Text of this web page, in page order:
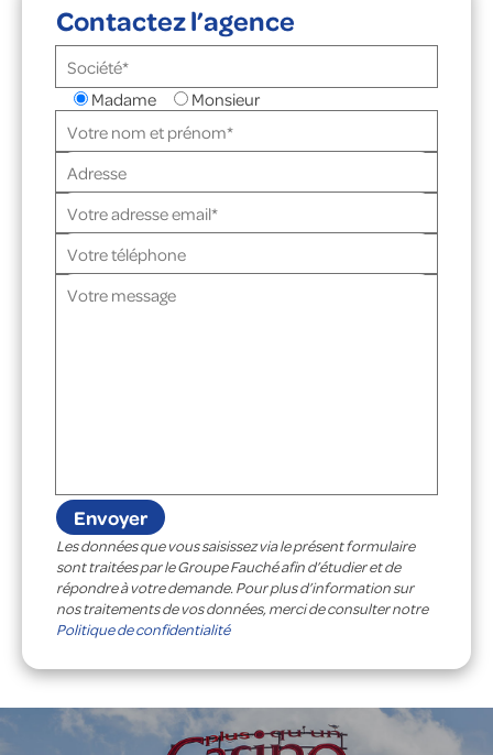
Contactez l’agence
Madame Monsieur
Les données que vous saisissez via le présent formulaire
sont traitées par le Groupe Fauché afin d’étudier et de
répondre à votre demande. Pour plus d’information sur
nos traitements de vos données, merci de consulter notre
Politique de confidentialité